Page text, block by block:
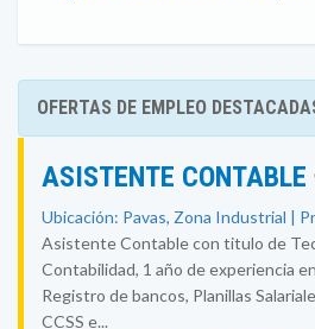
OFERTAS DE EMPLEO
ASISTENTE CONTABLE
Ubicación: Pavas, Zona Industrial |
Asistente Contable con titulo de
Contabilidad, 1 año de experiencia
Registro de bancos, Planillas
CCSS e...